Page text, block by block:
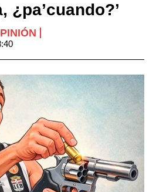
¿pa’cuando?’